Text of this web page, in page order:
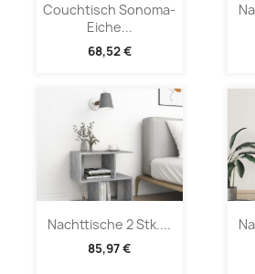
Couchtisch Sonoma-
Eiche...
68,52 €
Nachttische 2 Stk....
85,97 €